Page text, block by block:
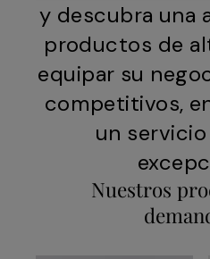
y descubra una
productos de
equipar su
competitivos,
un
Nuestros